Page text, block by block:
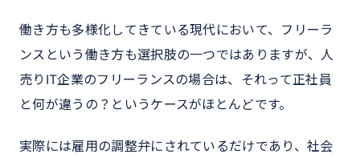
働き方も多様化してきている現代において、フリーラ
ンスという働き方も選択肢の一つではありますが、人
売りIT企業のフリーランスの場合は、それって正社員
と何が違うの？というケースがほとんどです。
実際には雇用の調整弁にされているだけであり、社会